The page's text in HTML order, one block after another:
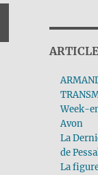
Week-
Avon
La
de
La